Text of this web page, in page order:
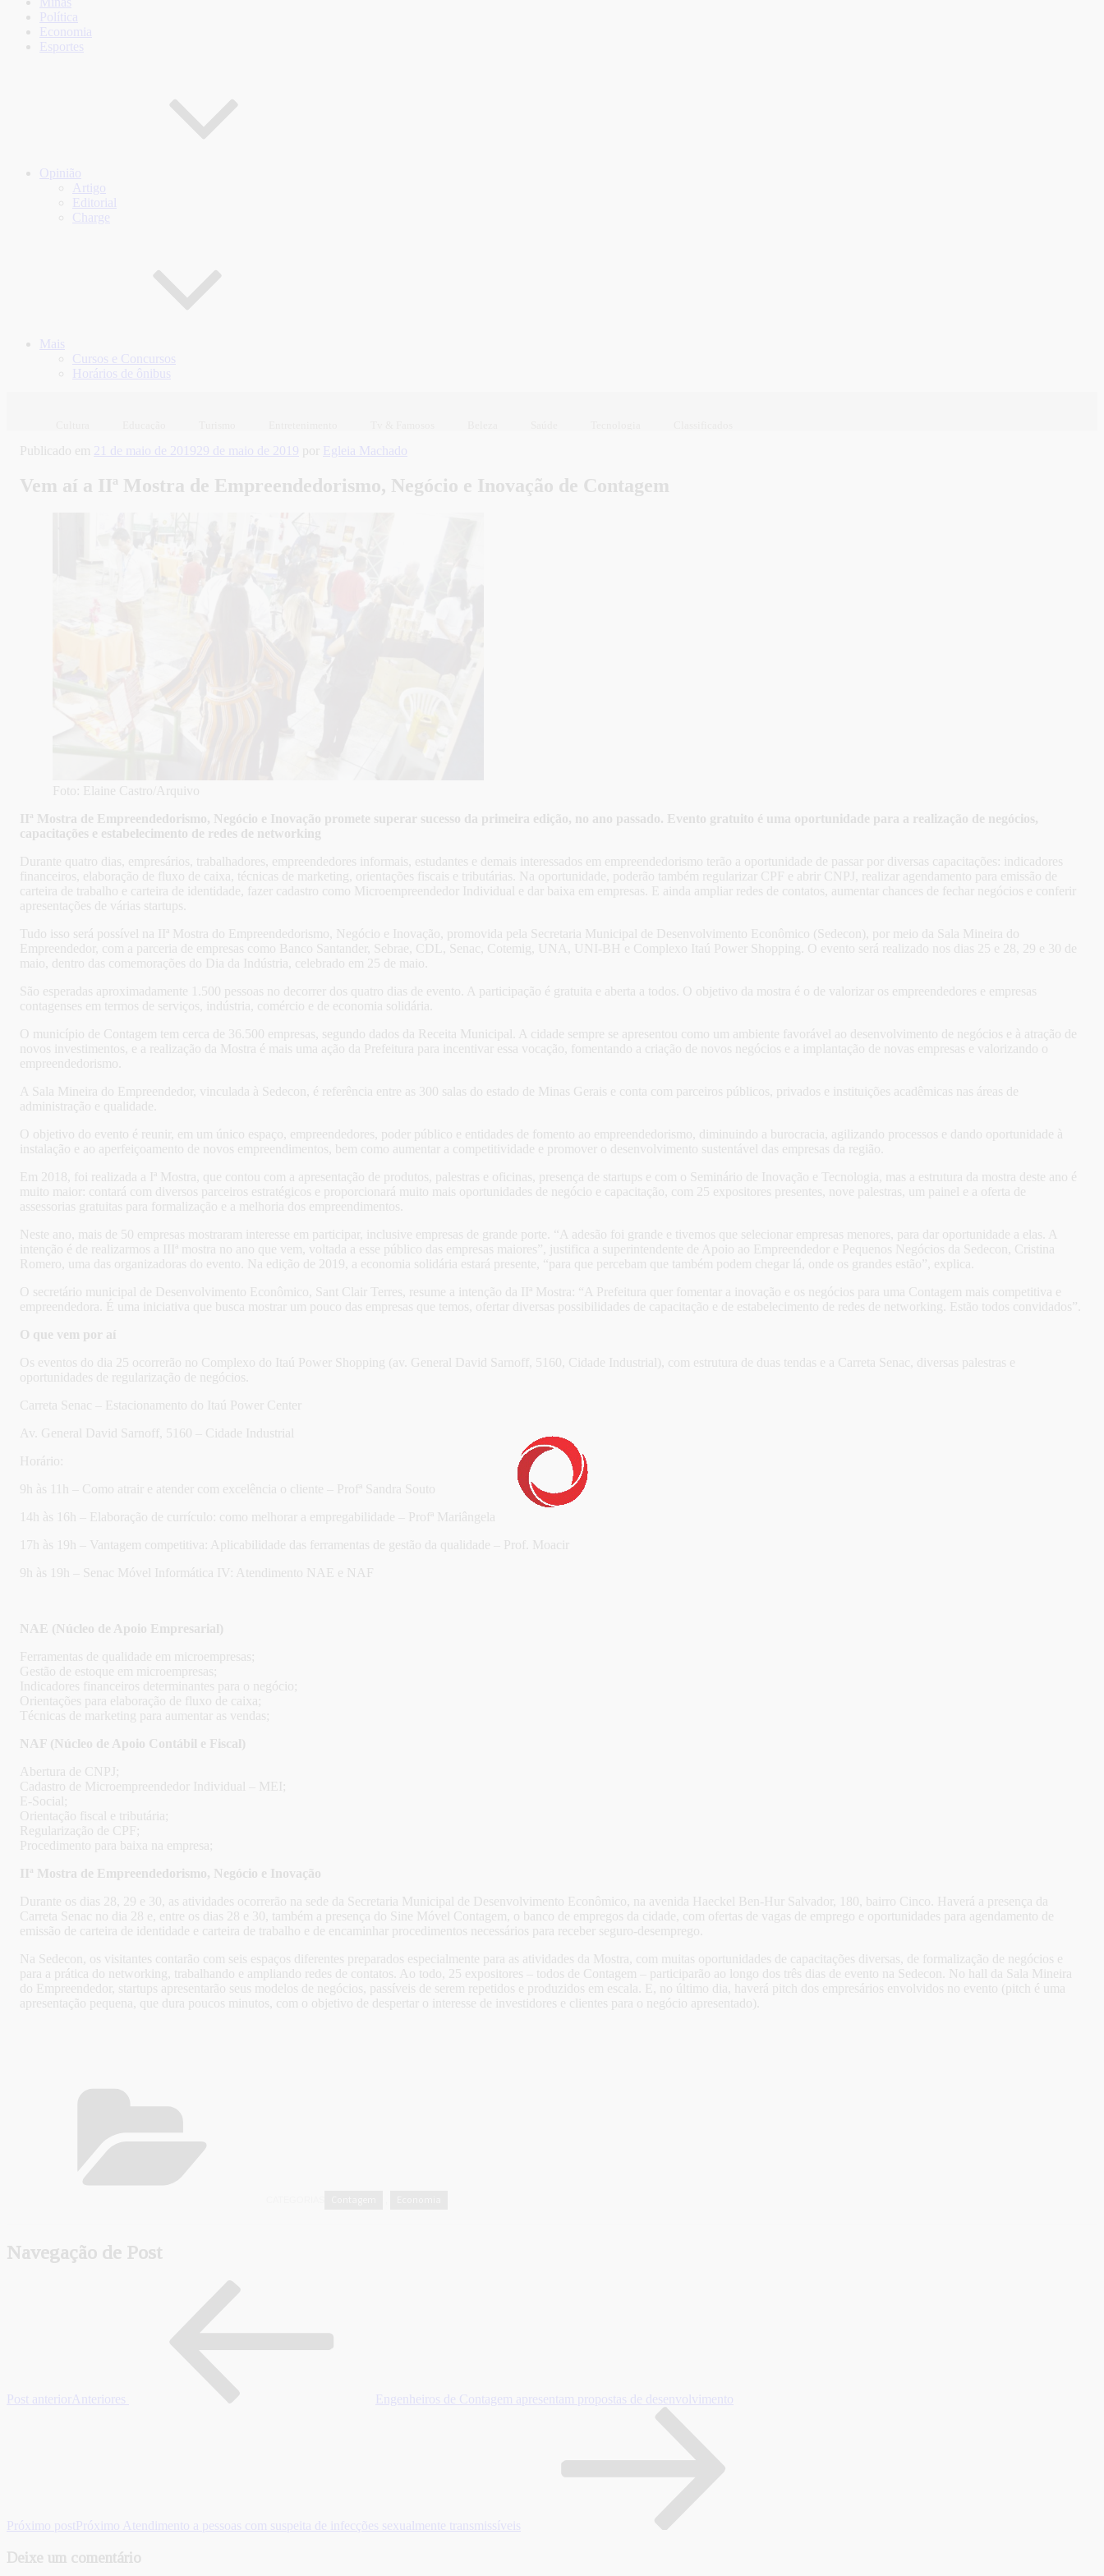
Política
Economia
Esportes
Opinião
Artigo
Editorial
Charge
Mais
Cursos e Concursos
Horários de ônibus
Publicado em 21 de maio de 2019 29 de maio de 2019 por Egleia Machado
Vem aí a IIª Mostra de Empreendedorismo, Negócio e Inovação de Contagem
Foto: Elaine Castro/Arquivo
IIª Mostra de Empreendedorismo, Negócio e Inovação promete superar sucesso da primeira edição, no ano passado. Evento gratuito é uma oportunidade para a realização de negócios,
capacitações e estabelecimento de redes de networking
Durante quatro dias, empresários, trabalhadores, empreendedores informais, estudantes e demais interessados em empreendedorismo terão a oportunidade de passar por diversas capacitações: indicadores
financeiros, elaboração de fluxo de caixa, técnicas de marketing, orientações fiscais e tributárias. Na oportunidade, poderão também regularizar CPF e abrir CNPJ, realizar agendamento para emissão de
carteira de trabalho e carteira de identidade, fazer cadastro como Microempreendedor Individual e dar baixa em empresas. E ainda ampliar redes de contatos, aumentar chances de fechar negócios e conferir
apresentações de várias startups.
Tudo isso será possível na IIª Mostra do Empreendedorismo, Negócio e Inovação, promovida pela Secretaria Municipal de Desenvolvimento Econômico (Sedecon), por meio da Sala Mineira do
Empreendedor, com a parceria de empresas como Banco Santander, Sebrae, CDL, Senac, Cotemig, UNA, UNI-BH e Complexo Itaú Power Shopping. O evento será realizado nos dias 25 e 28, 29 e 30 de
maio, dentro das comemorações do Dia da Indústria, celebrado em 25 de maio.
São esperadas aproximadamente 1.500 pessoas no decorrer dos quatro dias de evento. A participação é gratuita e aberta a todos. O objetivo da mostra é o de valorizar os empreendedores e empresas
contagenses em termos de serviços, indústria, comércio e de economia solidária.
O município de Contagem tem cerca de 36.500 empresas, segundo dados da Receita Municipal. A cidade sempre se apresentou como um ambiente favorável ao desenvolvimento de negócios e à atração de
novos investimentos, e a realização da Mostra é mais uma ação da Prefeitura para incentivar essa vocação, fomentando a criação de novos negócios e a implantação de novas empresas e valorizando o
empreendedorismo.
A Sala Mineira do Empreendedor, vinculada à Sedecon, é referência entre as 300 salas do estado de Minas Gerais e conta com parceiros públicos, privados e instituições acadêmicas nas áreas de
administração e qualidade.
O objetivo do evento é reunir, em um único espaço, empreendedores, poder público e entidades de fomento ao empreendedorismo, diminuindo a burocracia, agilizando processos e dando oportunidade à
instalação e ao aperfeiçoamento de novos empreendimentos, bem como aumentar a competitividade e promover o desenvolvimento sustentável das empresas da região.
Em 2018, foi realizada a Iª Mostra, que contou com a apresentação de produtos, palestras e oficinas, presença de startups e com o Seminário de Inovação e Tecnologia, mas a estrutura da mostra deste ano é
muito maior: contará com diversos parceiros estratégicos e proporcionará muito mais oportunidades de negócio e capacitação, com 25 expositores presentes, nove palestras, um painel e a oferta de
assessorias gratuitas para formalização e a melhoria dos empreendimentos.
Neste ano, mais de 50 empresas mostraram interesse em participar, inclusive empresas de grande porte. “A adesão foi grande e tivemos que selecionar empresas menores, para dar oportunidade a elas. A
intenção é de realizarmos a IIIª mostra no ano que vem, voltada a esse público das empresas maiores”, justifica a superintendente de Apoio ao Empreendedor e Pequenos Negócios da Sedecon, Cristina
Romero, uma das organizadoras do evento. Na edição de 2019, a economia solidária estará presente, “para que percebam que também podem chegar lá, onde os grandes estão”, explica.
O secretário municipal de Desenvolvimento Econômico, Sant Clair Terres, resume a intenção da IIª Mostra: “A Prefeitura quer fomentar a inovação e os negócios para uma Contagem mais competitiva e
empreendedora. É uma iniciativa que busca mostrar um pouco das empresas que temos, ofertar diversas possibilidades de capacitação e de estabelecimento de redes de networking. Estão todos convidados”.
O que vem por aí
Os eventos do dia 25 ocorrerão no Complexo do Itaú Power Shopping (av. General David Sarnoff, 5160, Cidade Industrial), com estrutura de duas tendas e a Carreta Senac, diversas palestras e
oportunidades de regularização de negócios.
Carreta Senac – Estacionamento do Itaú Power Center
Av. General David Sarnoff, 5160 – Cidade Industrial
Horário:
9h às 11h – Como atrair e atender com excelência o cliente – Profª Sandra Souto
14h às 16h – Elaboração de currículo: como melhorar a empregabilidade – Profª Mariângela
17h às 19h – Vantagem competitiva: Aplicabilidade das ferramentas de gestão da qualidade – Prof. Moacir
9h às 19h – Senac Móvel Informática IV: Atendimento NAE e NAF
NAE (Núcleo de Apoio Empresarial)
Ferramentas de qualidade em microempresas;
Gestão de estoque em microempresas;
Indicadores financeiros determinantes para o negócio;
Orientações para elaboração de fluxo de caixa;
Técnicas de marketing para aumentar as vendas;
NAF (Núcleo de Apoio Contábil e Fiscal)
Abertura de CNPJ;
Cadastro de Microempreendedor Individual – MEI;
E-Social;
Orientação fiscal e tributária;
Regularização de CPF;
Procedimento para baixa na empresa;
IIª Mostra de Empreendedorismo, Negócio e Inovação
Durante os dias 28, 29 e 30, as atividades ocorrerão na sede da Secretaria Municipal de Desenvolvimento Econômico, na avenida Haeckel Ben-Hur Salvador, 180, bairro Cinco. Haverá a presença da
Carreta Senac no dia 28 e, entre os dias 28 e 30, também a presença do Sine Móvel Contagem, o banco de empregos da cidade, com ofertas de vagas de emprego e oportunidades para agendamento de
emissão de carteira de identidade e carteira de trabalho e de encaminhar procedimentos necessários para receber seguro-desemprego.
Na Sedecon, os visitantes contarão com seis espaços diferentes preparados especialmente para as atividades da Mostra, com muitas oportunidades de capacitações diversas, de formalização de negócios e
para a prática do networking, trabalhando e ampliando redes de contatos. Ao todo, 25 expositores – todos de Contagem – participarão ao longo dos três dias de evento na Sedecon. No hall da Sala Mineira
do Empreendedor, startups apresentarão seus modelos de negócios, passíveis de serem repetidos e produzidos em escala. E, no último dia, haverá pitch dos empresários envolvidos no evento (pitch é uma
apresentação pequena, que dura poucos minutos, com o objetivo de despertar o interesse de investidores e clientes para o negócio apresentado).
Navegação de Post
Post anterior Anteriores Engenheiros de Contagem apresentam propostas de desenvolvimento
Próximo post Próximo Atendimento a pessoas com suspeita de infecções sexualmente transmissíveis
Deixe um comentário